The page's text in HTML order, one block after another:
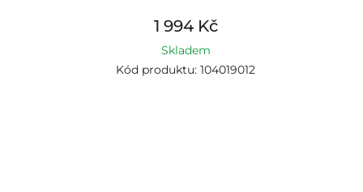
1 994 Kč
Skladem
Kód produktu: 104019012